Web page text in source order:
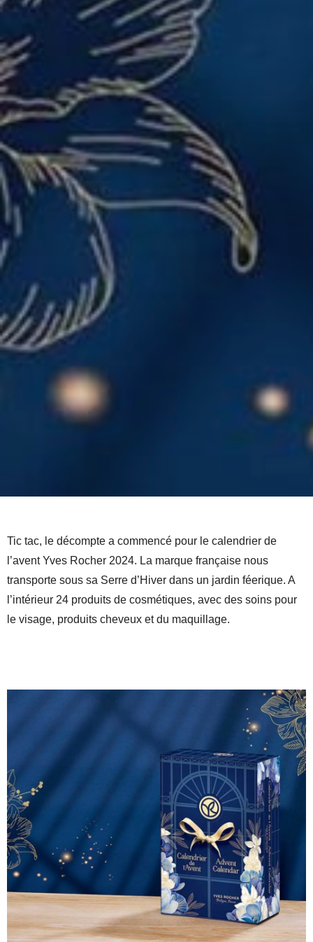
Tic tac, le décompte a commencé pour le calendrier de
l’avent Yves Rocher 2024. La marque française nous
transporte sous sa Serre d’Hiver dans un jardin féerique. A
l’intérieur 24 produits de cosmétiques, avec des soins pour
le visage, produits cheveux et du maquillage.